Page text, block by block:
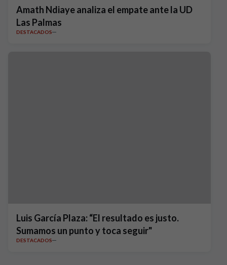
Amath Ndiaye analiza el empate ante la UD
Las Palmas
DESTACADOS
Luis García Plaza: “El resultado es justo.
Sumamos un punto y toca seguir"
DESTACADOS